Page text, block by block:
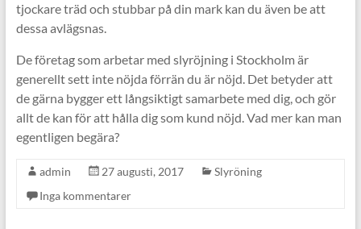
tjockare träd och stubbar på din mark kan du även be att
dessa avlägsnas.
De företag som arbetar med slyröjning i Stockholm är
generellt sett inte nöjda förrän du är nöjd. Det betyder att
de gärna bygger ett långsiktigt samarbete med dig, och gör
allt de kan för att hålla dig som kund nöjd. Vad mer kan man
egentligen begära?
admin 27 augusti, 2017
Slyröning
Inga kommentarer